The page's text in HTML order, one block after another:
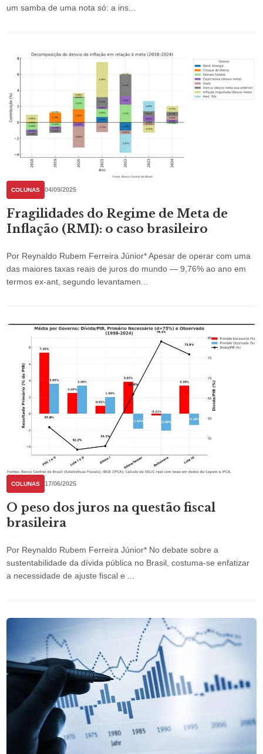
um samba de uma nota só: a ins...
COLUNAS 04/09/2025
Fragilidades do Regime de Meta de
Inflação (RMI): o caso brasileiro
Por Reynaldo Rubem Ferreira Júnior* Apesar de operar com uma
das maiores taxas reais de juros do mundo — 9,76% ao ano em
termos ex-ant, segundo levantamen...
COLUNAS 17/06/2025
O peso dos juros na questão fiscal
brasileira
Por Reynaldo Rubem Ferreira Júnior* No debate sobre a
sustentabilidade da dívida pública no Brasil, costuma-se enfatizar
a necessidade de ajuste fiscal e ...